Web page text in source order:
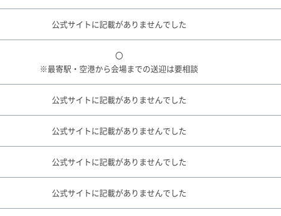
公式サイトに記載がありませんでした
〇
※最寄駅・空港から会場までの送迎は要相談
公式サイトに記載がありませんでした
公式サイトに記載がありませんでした
公式サイトに記載がありませんでした
公式サイトに記載がありませんでした